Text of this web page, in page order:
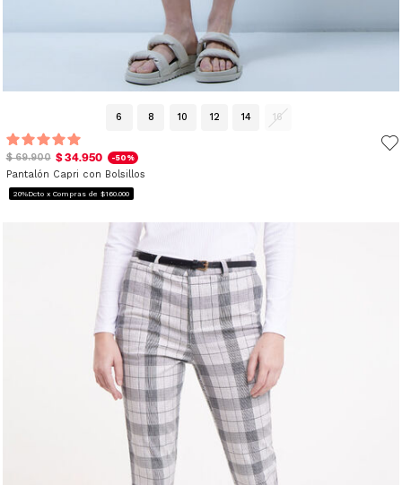
6 8 10 12 14 16
$ 69.900 $ 34.950 -50%
Pantalón Capri con Bolsillos
20%Dcto x Compras de $160.000